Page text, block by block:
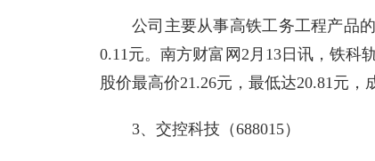
公司主要从事高铁工务工程产品
0.11元。南方财富网2月13日讯，铁科
股价最高价21.26元，最低达20.81元，
3、交控科技（688015）